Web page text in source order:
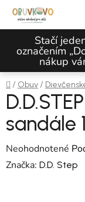
Prejsť na obsah
Stačí
označením
nákup
Domov
/ Obuv /
sandále
Priemerné
Neohodnotené
Značka: D.D. Step